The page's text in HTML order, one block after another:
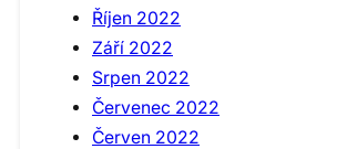
Říjen 2022
Září 2022
Srpen 2022
Červenec 2022
Červen 2022